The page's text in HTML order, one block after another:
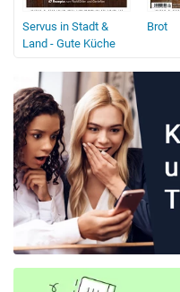
Servus in Stadt &
Land - Gute Küche
Brot